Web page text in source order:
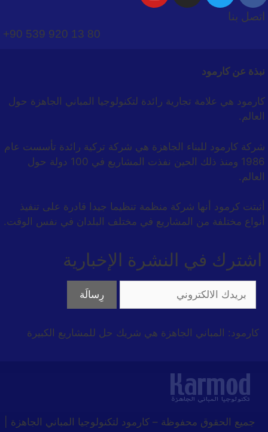
اتصل بنا
+90 539 920 13 80
نبذة عن كارمود
كارمود هي علامة تجارية رائدة لتكنولوجيا المباني الجاهزة حول
العالم.
شركة كارمود للبناء الجاهزة هي شركة تركية رائدة تأسست عام
1986 ومنذ ذلك الحين نفذت المشاريع في 100 دولة حول
العالم.
أثبتت كرمود أنها شركة منظمة تنظيما جيدا قادرة على تنفيذ
أنواع مختلفة من المشاريع في مختلف البلدان في نفس الوقت.
اشترك في النشرة الإخبارية
كارمود: المباني الجاهزة هي شريك حل للمشاريع الكبيرة
جميع الحقوق محفوظة –كارمود لتكنولوجيا المباني الجاهزة |